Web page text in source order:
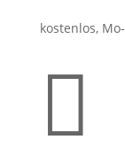
kostenlos,
